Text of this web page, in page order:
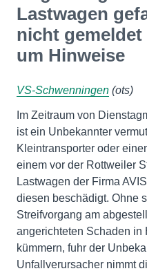
Lastwagen
nicht
um Hinweise
VS-Schwenningen (ots)
Im Zeitraum von
ist ein Unbekannter
Kleintransporter oder
einem vor der Rottweiler
Lastwagen der Firma
diesen beschädigt. Ohne
Streifvorgang am
angerichteten Schaden in
kümmern, fuhr der
Unfallverursacher nimmt